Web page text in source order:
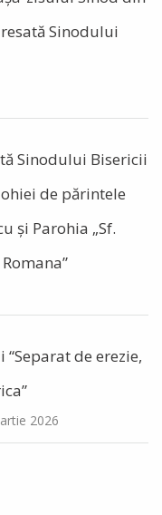
Sinodului
Sinodului Bisericii
de părintele
și Parohia „Sf.
de erezie,
2026